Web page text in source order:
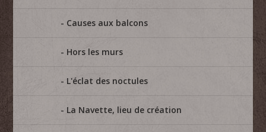
Causes aux balcons
Hors les murs
L'éclat des noctules
La Navette, lieu de création